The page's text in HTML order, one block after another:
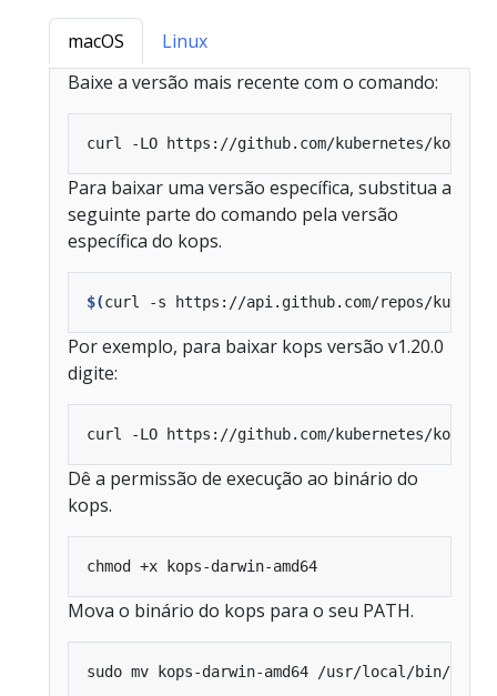
macOS
Linux
Baixe a versão mais recente com o comando:
curl -LO https://github.com/kubernetes/kops/
Para baixar uma versão específica, substitua a
seguinte parte do comando pela versão
específica do kops.
$(curl -s https://api.github.com/repos/
Por exemplo, para baixar kops versão v1.20.0
digite:
Dê a permissão de execução ao binário do
kops.
Mova o binário do kops para o seu PATH.